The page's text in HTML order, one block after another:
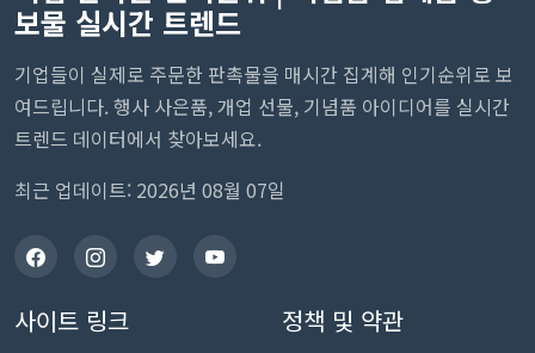
보물 실시간 트렌드
기업들이 실제로 주문한 판촉물을 매시간 집계해 인기순위로 보
여드립니다. 행사 사은품, 개업 선물, 기념품 아이디어를 실시간
트렌드 데이터에서 찾아보세요.
최근 업데이트: 2026년 08월 07일
사이트 링크 정책 및 약관